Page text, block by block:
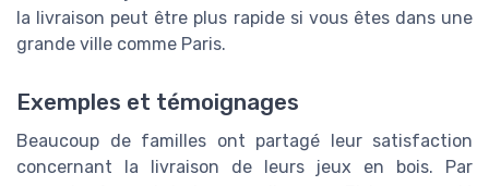
la livraison peut être plus rapide si vous êtes dans une
grande ville comme Paris.
Exemples et témoignages
Beaucoup de familles ont partagé leur satisfaction
concernant la livraison de leurs jeux en bois. Par